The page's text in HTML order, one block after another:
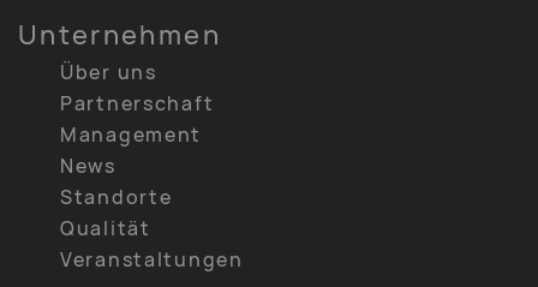
Unternehmen
Über uns
Partnerschaft
Management
News
Standorte
Qualität
Veranstaltungen